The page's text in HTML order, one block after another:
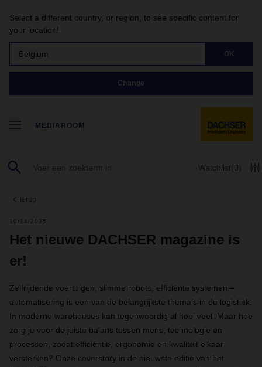
Select a different country, or region, to see specific content for
your location!
Belgium OK
Change
MEDIAROOM
Watchlist(0)
terug
10/14/2025
Het nieuwe DACHSER magazine is
er!
Zelfrijdende voertuigen, slimme robots, efficiënte systemen –
automatisering is een van de belangrijkste thema’s in de logistiek.
In moderne warehouses kan tegenwoordig al heel veel. Maar hoe
zorg je voor de juiste balans tussen mens, technologie en
processen, zodat efficiëntie, ergonomie en kwaliteit elkaar
versterken? Onze coverstory in de nieuwste editie van het